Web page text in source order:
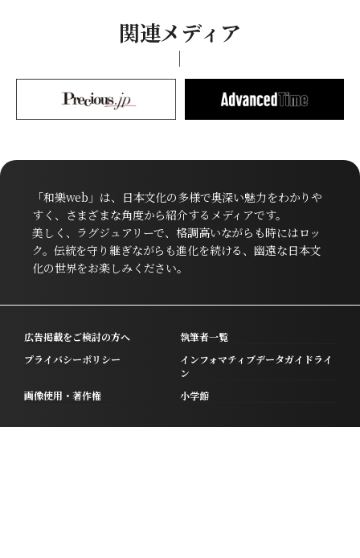
関連メディア
「和樂web」は、日本文化の多様で奥深い魅力をわかりや
すく、さまざまな角度から紹介するメディアです。
美しく、ラグジュアリーで、格調高いながらも時にはロッ
ク。伝統を守り継ぎながらも進化を続ける、幽遠な日本文
化の世界をお楽しみください。
広告掲載をご検討の方へ
執筆者一覧
プライバシーポリシー
インフォマティブデータガイドライ
ン
画像使用・著作権
小学館